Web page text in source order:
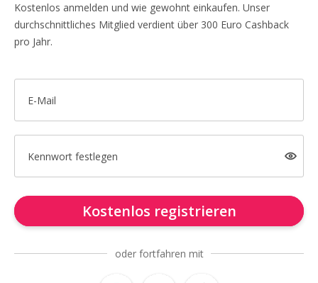
Kostenlos anmelden und wie gewohnt einkaufen. Unser
durchschnittliches Mitglied verdient über 300 Euro Cashback
pro Jahr.
E-Mail
Kennwort festlegen
Kostenlos registrieren
oder fortfahren mit